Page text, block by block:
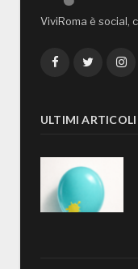
ViviRoma è social,
FacebookTwitter
ULTIMI ARTICOLI